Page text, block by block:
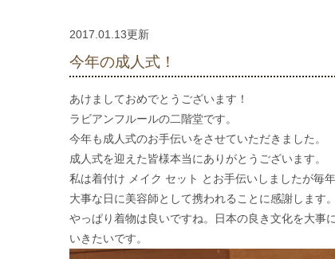
2017.01.13更新
今年の成人式！
あけましておめでとうございます！
ラビアンフルールの二階堂です。
今年も成人式のお手伝いをさせていただきました。
成人式を迎えた皆様本当にありがとうございます。
私は着付け メイク セット とお手伝いしましたが毎
大事な日に美容師として携われることに感謝します。
やっぱり着物は良いですね。日本の良き文化を大事
いきたいです。